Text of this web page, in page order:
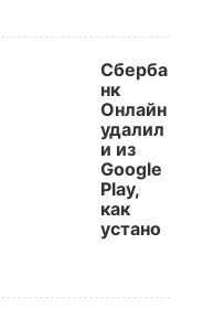
Сберба
нк
Онлайн
удалил
и из
Google
Play,
как
устано